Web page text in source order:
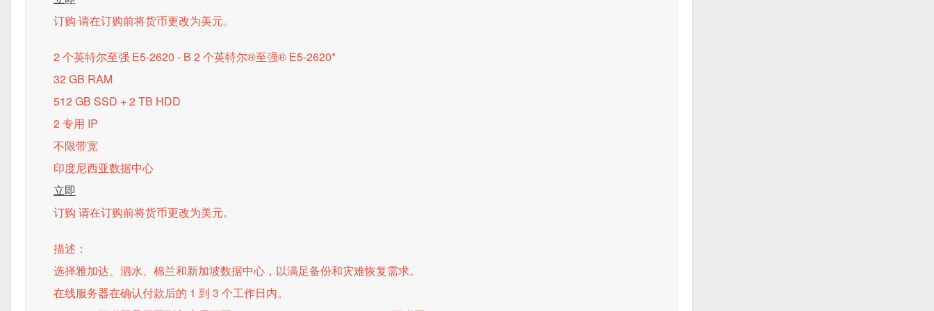
订购 请在订购前将货币更改为美元。
2 个英特尔至强 E5-2620 - B 2 个英特尔®至强® E5-2620*
32 GB RAM
512 GB SSD + 2 TB HDD
2 专用 IP
不限带宽
印度尼西亚数据中心
立即
订购 请在订购前将货币更改为美元。
描述：
选择雅加达、泗水、棉兰和新加坡数据中心，以满足备份和灾难恢复需求。
在线服务器在确认付款后的 1 到 3 个工作日内。